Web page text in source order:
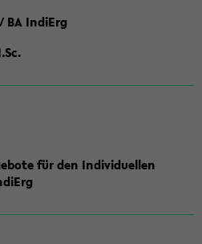
BA IndiErg
für den Individuellen